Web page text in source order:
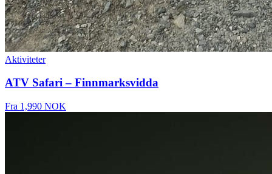
Aktiviteter
ATV Safari – Finnmarksvidda
Fra 1,990 NOK